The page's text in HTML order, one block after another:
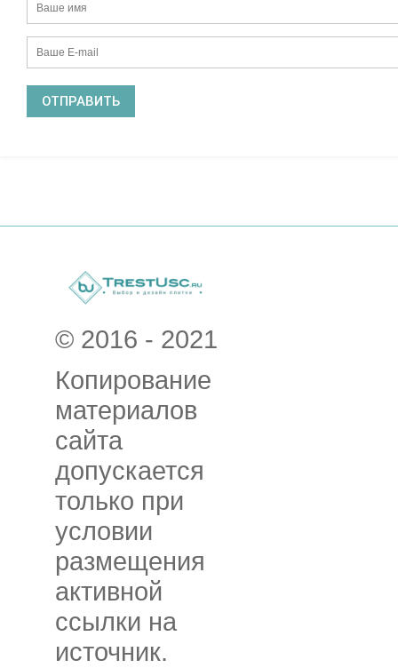
© 2016 - 2021
Копирование
материалов
сайта
допускается
только при
условии
размещения
активной
ссылки на
источник.